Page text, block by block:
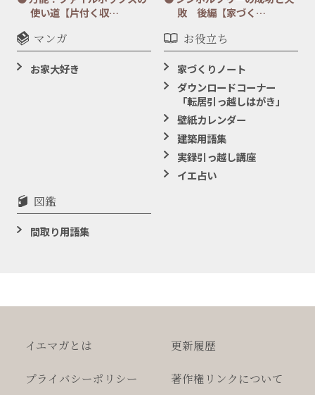
使い道【片付く収…
敗 後編【家づく…
マンガ
お家大好き
お役立ち
家づくりノート
ダウンロードコーナー
「転居引っ越しはがき」
壁紙カレンダー
建築用語集
実録引っ越し講座
イエ占い
図鑑
間取り用語集
イエマガとは 更新履歴
プライバシーポリシー 著作権 リンクについて